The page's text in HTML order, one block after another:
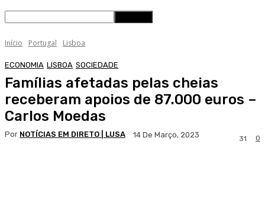
Início Portugal Lisboa
ECONOMIA LISBOA SOCIEDADE
Famílias afetadas pelas cheias
receberam apoios de 87.000 euros –
Carlos Moedas
Por NOTÍCIAS EM DIRETO | LUSA 14 De Março, 2023 0
31